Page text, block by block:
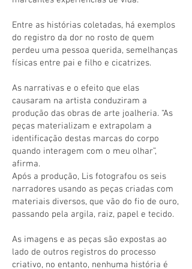
Entre as histórias coletadas, há exemplos
do registro da dor no rosto de quem
perdeu uma pessoa querida, semelhanças
físicas entre pai e filho e cicatrizes.
As narrativas e o efeito que elas
causaram na artista conduziram a
produção das obras de arte joalheria. “As
peças materializam e extrapolam a
identificação destas marcas do corpo
quando interagem com o meu olhar”,
afirma.
Após a produção, Lis fotografou os seis
narradores usando as peças criadas com
materiais diversos, que vão do fio de ouro,
passando pela argila, raiz, papel e tecido.
As imagens e as peças são expostas ao
lado de outros registros do processo
criativo, no entanto, nenhuma história é